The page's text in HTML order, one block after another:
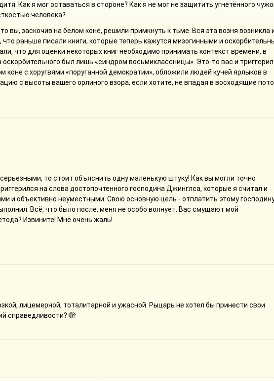
Как я мог оставаться в стороне? Как я не мог не защитить угнетённого
человека?
вы, заскочив на белом коне, решили примкнуть к тьме. Вся эта возня возникла
раньше писали книги, которые теперь кажутся мизогинными и
что для оценки некоторых книг необходимо принимать контекст времени, в
оскорбительного был лишь «синдром восьмиклассницы». Это-то вас и
коне с хоругвями «поруганной демократии», обложили людей кучей ярлыков в
с высоты вашего орлиного взора, если хотите, не впадая в восходящие
то стоит объяснить одну маленькую штуку! Как вы могли точно
на слова достопочтенного господина Джинглса, которые я считал и
и объективно неуместными. Свою основную цель - отплатить этому
Всё, что было после, меня не особо волнует. Вас смущают мой
Извините! Мне очень жаль!
лицемерной, тоталитарной и ужасной. Рыцарь не хотел бы принести свои
справедливости? 🫣